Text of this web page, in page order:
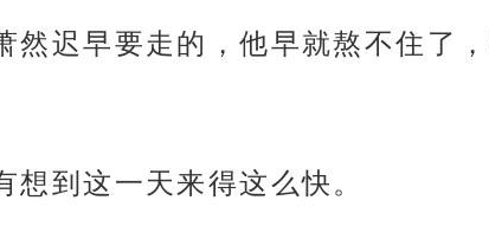
然迟早要走的，他早就熬不住了
想到这一天来得这么快。